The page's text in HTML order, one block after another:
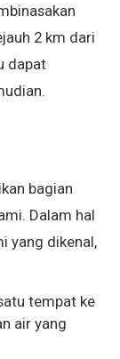
2 km dari
dapat
bagian
Dalam hal
yang dikenal,
tempat ke
air yang